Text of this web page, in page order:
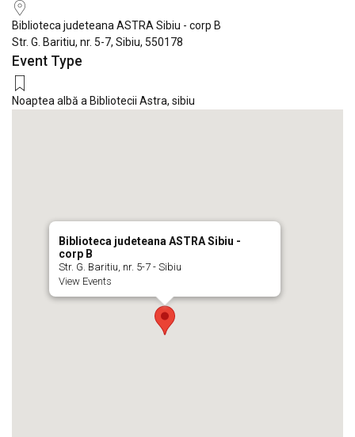
Biblioteca judeteana ASTRA Sibiu - corp B
Str. G. Baritiu, nr. 5-7, Sibiu, 550178
Event Type
Noaptea albă a Bibliotecii Astra, sibiu
Biblioteca judeteana ASTRA Sibiu -
corp B
Str. G. Baritiu, nr. 5-7 - Sibiu
View Events